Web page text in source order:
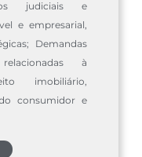
judiciais e
e empresarial,
Demandas
à
imobiliário,
consumidor e